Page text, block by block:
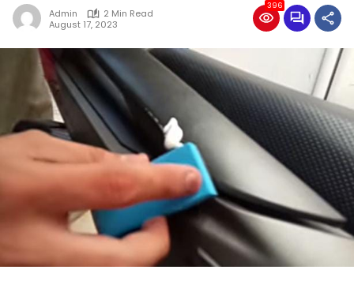
Admin
2 Min Read
August 17, 2023
396